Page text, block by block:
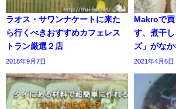
ラオス・サワンナケートに来た
ら行くべきおすすめカフェレス
トラン厳選２店
2018年9月7日
Makroで買
す、煮干
ズ」がな
2021年4月6日